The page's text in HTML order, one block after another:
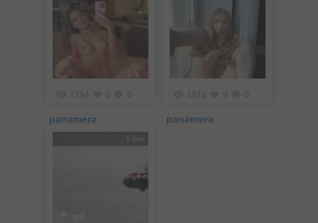
1794 3
panamera
1812 9
panamera
1 éve